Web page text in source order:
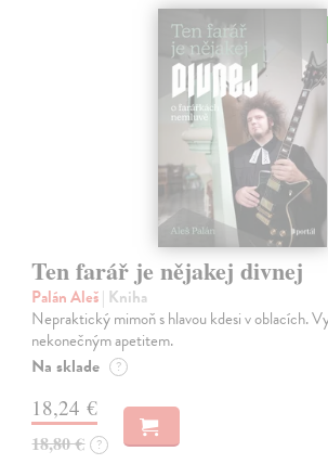
Ten farář je nějakej divnej
Palán Aleš| Kniha
Nepraktický mimoň s hlavou kdesi v oblacích.
nekonečným apetitem.
Na sklade ?
18,24 €
18,80 € ?